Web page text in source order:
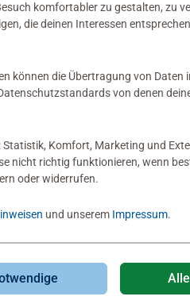
Puzzle-Rahmen,
komfortabler zu gestalten, zu
die deinen Interessen
können die Übertragung von Daten
von denen
Komfort, Marketing und
nicht richtig funktionieren, wenn
oder widerrufen.
und unserem Impressum.